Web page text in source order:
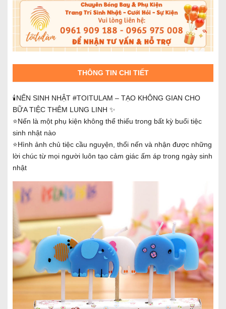
THÔNG TIN CHI TIẾT
🕯️NẾN SINH NHẬT #TOITULAM – TẠO KHÔNG GIAN CHO
BỮA TIỆC THÊM LUNG LINH ✨
⭐Nến là một phụ kiện không thể thiếu trong bất kỳ buổi tiệc
sinh nhật nào
⭐Hình ảnh chủ tiệc cầu nguyện, thổi nến và nhận được những
lời chúc từ mọi người luôn tạo cảm giác ấm áp trong ngày sinh
nhật